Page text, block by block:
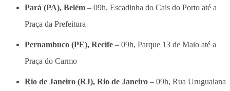
Pará (PA), Belém – 09h, Escadinha do Cais do Porto até a
Praça da Prefeitura
Pernambuco (PE), Recife – 09h, Parque 13 de Maio até a
Praça do Carmo
Rio de Janeiro (RJ), Rio de Janeiro – 09h, Rua Uruguaiana